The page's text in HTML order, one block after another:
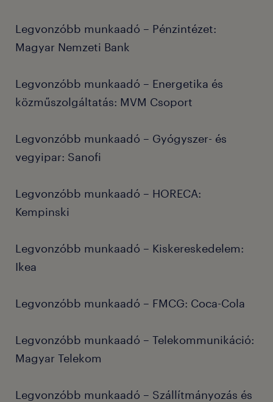
Legvonzóbb munkaadó – Pénzintézet:
Magyar Nemzeti Bank
Legvonzóbb munkaadó – Energetika és
közműszolgáltatás: MVM Csoport
Legvonzóbb munkaadó – Gyógyszer- és
vegyipar: Sanofi
Legvonzóbb munkaadó – HORECA:
Kempinski
Legvonzóbb munkaadó – Kiskereskedelem:
Ikea
Legvonzóbb munkaadó – FMCG: Coca-Cola
Legvonzóbb munkaadó – Telekommunikáció:
Magyar Telekom
Legvonzóbb munkaadó – Szállítmányozás és